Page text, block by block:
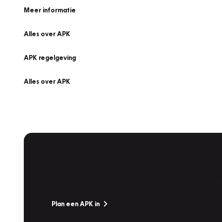
Meer informatie
Alles over APK
APK regelgeving
Alles over APK
Plan een APK in